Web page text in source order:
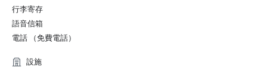
行李寄存
語音信箱
電話 （免費電話）
設施